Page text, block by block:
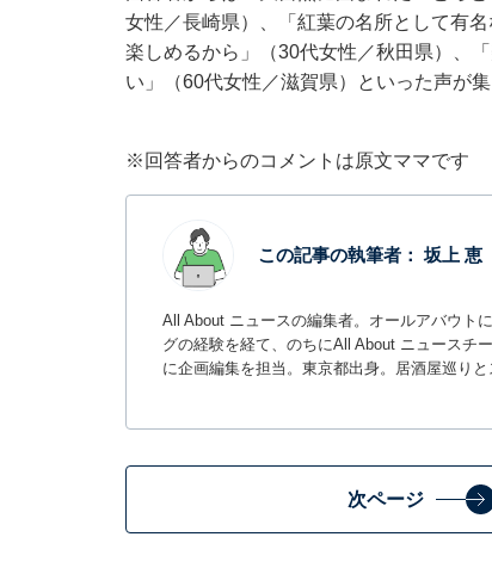
女性／長崎県）、「紅葉の名所として有
楽しめるから」（30代女性／秋田県）、
い」（60代女性／滋賀県）といった声が集
※回答者からのコメントは原文ママです
この記事の執筆者： 坂上 恵
All About ニュースの編集者。オールアバウト
グの経験を経て、のちにAll About ニュースチ
に企画編集を担当。東京都出身。居酒屋巡りと
次ページ